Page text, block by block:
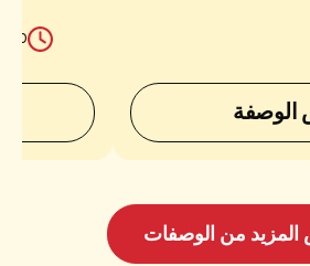
60 دقائق
من الوصفات